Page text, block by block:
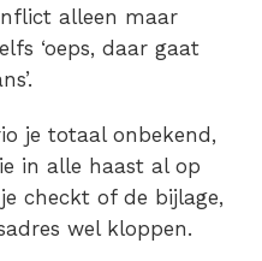
alleen maar
‘oeps, daar gaat
je totaal onbekend,
in alle haast al op
checkt of de bijlage,
wel kloppen.